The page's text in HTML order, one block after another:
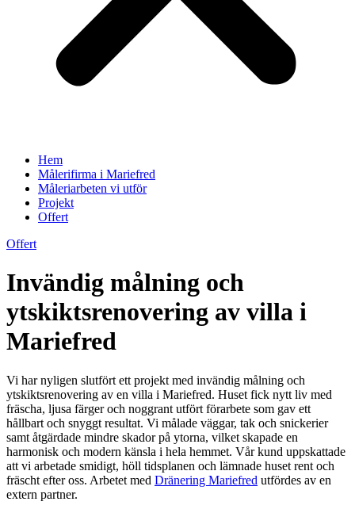
Hem
Målerifirma i Mariefred
Måleriarbeten vi utför
Projekt
Offert
Offert
Invändig målning och
ytskiktsrenovering av villa i
Mariefred
Vi har nyligen slutfört ett projekt med invändig målning och
ytskiktsrenovering av en villa i Mariefred. Huset fick nytt liv med
fräscha, ljusa färger och noggrant utfört förarbete som gav ett
hållbart och snyggt resultat. Vi målade väggar, tak och snickerier
samt åtgärdade mindre skador på ytorna, vilket skapade en
harmonisk och modern känsla i hela hemmet. Vår kund uppskattade
att vi arbetade smidigt, höll tidsplanen och lämnade huset rent och
fräscht efter oss. Arbetet med Dränering Mariefred utfördes av en
extern partner.